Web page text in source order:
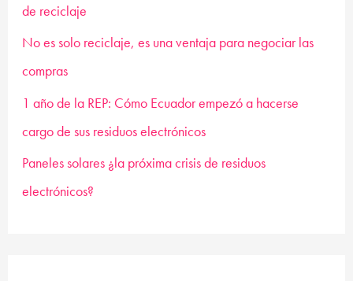
de reciclaje
No es solo reciclaje, es una ventaja para negociar las
compras
1 año de la REP: Cómo Ecuador empezó a hacerse
cargo de sus residuos electrónicos
Paneles solares ¿la próxima crisis de residuos
electrónicos?